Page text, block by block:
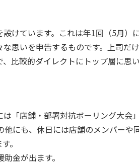
けています。これは年1回（5月）
思いを申告するものです。上司だ
比較的ダイレクトにトップ層に思い
「店舗・部署対抗ボーリング大会
にも、休日には店舗のメンバーや
。
金が出ます。